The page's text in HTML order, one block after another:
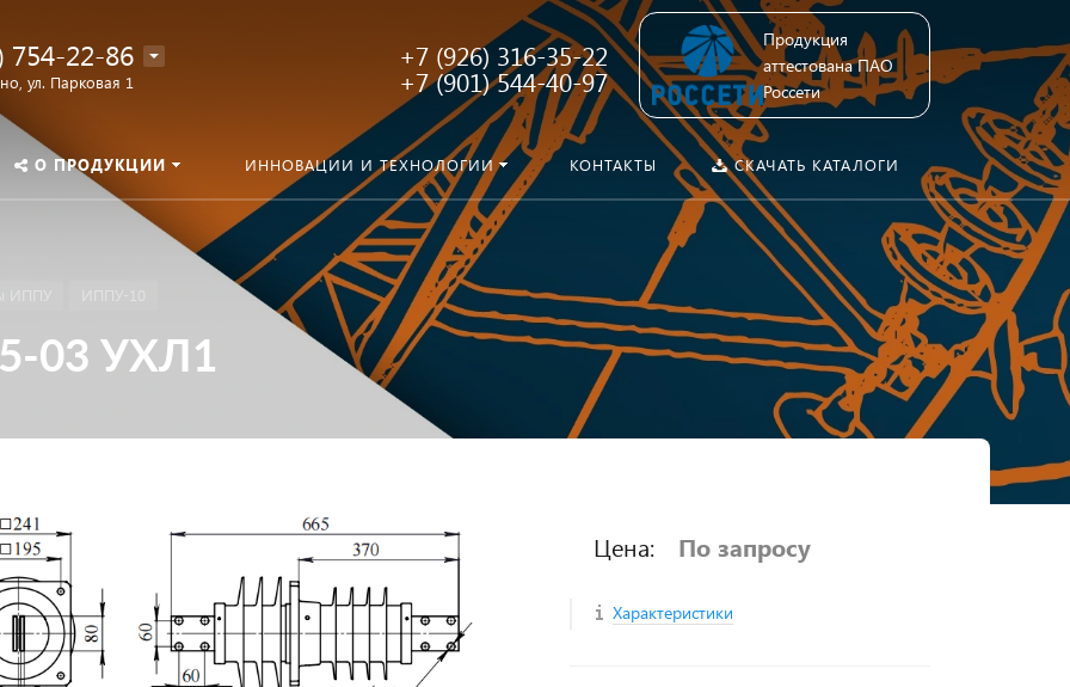
754-22-86
ул. Парковая 1
+7 (926) 316-35-22
+7 (901) 544-40-97
Продукция
аттестована ПАО
Россети
О ПРОДУКЦИИ ИННОВАЦИИ И ТЕХНОЛОГИИ КОНТАКТЫ СКАЧАТЬ КАТАЛОГИ
03 УХЛ1
Цена: По запросу
Характеристики